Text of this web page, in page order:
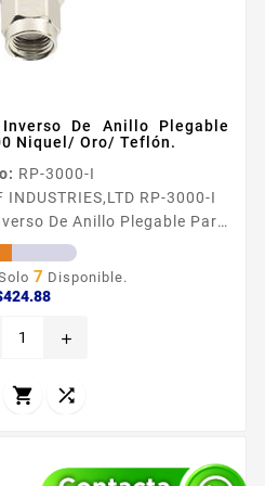
De Anillo Plegable
Niquel/ Oro/ Teflón.
RP-3000-I
INDUSTRIES,LTD RP-3000-I
De Anillo Plegable Para
Oro/ Teflón. Conector
Anillo Plegable para Cables
de Conector SMA Macho
Tefloacuten...
7 Disponible.
Precio
add
 